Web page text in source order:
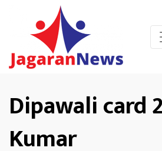
Dipawali card
Kumar